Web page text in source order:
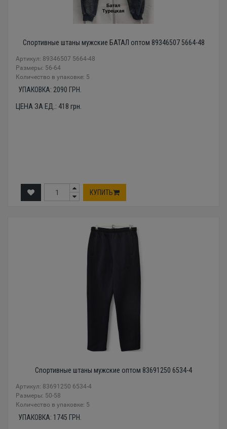
Спортивные штаны мужские БАТАЛ оптом 89346507 5664-48
Артикул: 89346507 5664-48
Размеры: 56-64
Количество в упаковке: 5
УПАКОВКА: 2090 ГРН.
ЦЕНА ЗА ЕД.: 418 грн.
КУПИТЬ
Спортивные штаны мужские оптом 83691250 6534-4
Артикул: 83691250 6534-4
Размеры: 50-58
Количество в упаковке: 5
УПАКОВКА: 1745 ГРН.